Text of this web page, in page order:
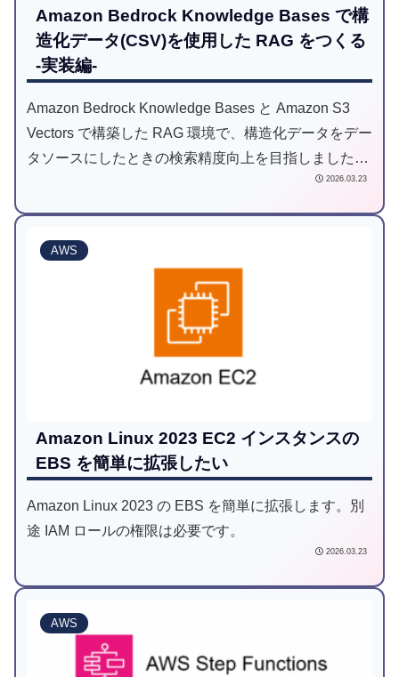
Amazon Bedrock Knowledge Bases で構
造化データ(CSV)を使用した RAG をつくる
-実装編-
Amazon Bedrock Knowledge Bases と Amazon S3
Vectors で構築した RAG 環境で、構造化データをデー
タソースにしたときの検索精度向上を目指しました。
2026.03.23
AWS
Amazon Linux 2023 EC2 インスタンスの
EBS を簡単に拡張したい
Amazon Linux 2023 の EBS を簡単に拡張します。別
途 IAM ロールの権限は必要です。
2026.03.23
AWS